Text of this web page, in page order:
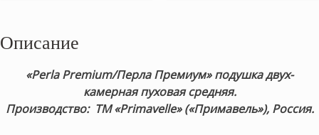
Описание
«Perla Premium/Перла Премиум»подушка двух-
камерная пуховая средняя.
Производство: ТМ «Primavelle» («Примавель»), Россия.